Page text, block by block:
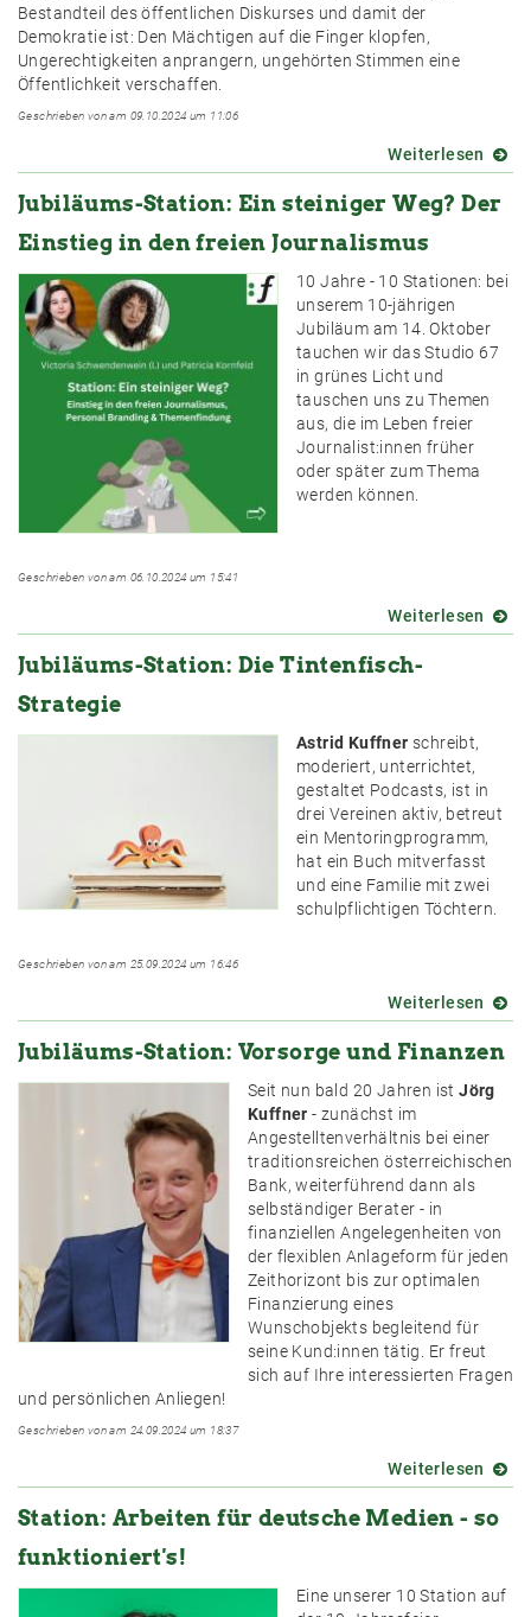
im
freien
Bestandteil des öffentlichen Diskurses und damit der
Demokratie ist: Den Mächtigen auf die Finger klopfen,
Ungerechtigkeiten anprangern, ungehörten Stimmen eine
Öffentlichkeit verschaffen.
Geschrieben von am 09.10.2024 um 11:06
Weiterlesen über
10
Jahre
Jubiläums-Station: Ein steiniger Weg? Der
Einstieg in den freien Journalismus
10 Jahre - 10 Stationen: bei
unserem 10-jährigen
Jubiläum am 14. Oktober
tauchen wir das Studio 67
in grünes Licht und
tauschen uns zu Themen
aus, die im Leben freier
Journalist:innen früher
oder später zum Thema
werden können.
Geschrieben von am 06.10.2024 um 15:41
Weiterlesen über
in
Jubiläums-Station: Die Tintenfisch-
Strategie
Astrid Kuffner schreibt,
moderiert, unterrichtet,
gestaltet Podcasts, ist in
drei Vereinen aktiv, betreut
ein Mentoringprogramm,
hat ein Buch mitverfasst
und eine Familie mit zwei
schulpflichtigen Töchtern.
Geschrieben von am 25.09.2024 um 16:46
Weiterlesen über
Jubiläums-Station: Vorsorge und Finanzen
Seit nun bald 20 Jahren istJörg
Kuffner - zunächst im
Angestelltenverhältnis bei einer
traditionsreichen österreichischen
Bank, weiterführend dann als
selbständiger Berater - in
finanziellen Angelegenheiten von
der flexiblen Anlageform für jeden
Zeithorizont bis zur optimalen
Finanzierung eines
Wunschobjekts begleitend für
seine Kund:innen tätig. Er freut
sich auf Ihre interessierten Fragen
und persönlichen Anliegen!
Geschrieben von am 24.09.2024 um 18:37
Weiterlesen über
Station: Arbeiten für deutsche Medien - so
funktioniert's!
Eine unserer 10 Station auf